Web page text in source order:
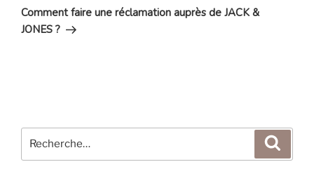
suivant
Comment faire une réclamation auprès de JACK &
JONES ?
pour